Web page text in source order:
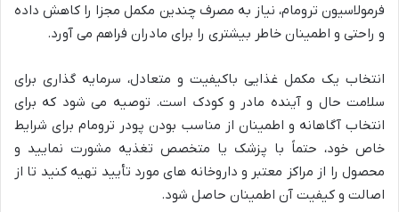
فرمولاسیون ترومام، نیاز به مصرف چندین مکمل مجزا را کاهش داده
و راحتی و اطمینان خاطر بیشتری را برای مادران فراهم می آورد.
انتخاب یک مکمل غذایی باکیفیت و متعادل، سرمایه گذاری برای
سلامت حال و آینده مادر و کودک است. توصیه می شود که برای
انتخاب آگاهانه و اطمینان از مناسب بودن پودر ترومام برای شرایط
خاص خود، حتماً با پزشک یا متخصص تغذیه مشورت نمایید و
محصول را از مراکز معتبر و داروخانه های مورد تأیید تهیه کنید تا از
اصالت و کیفیت آن اطمینان حاصل شود.